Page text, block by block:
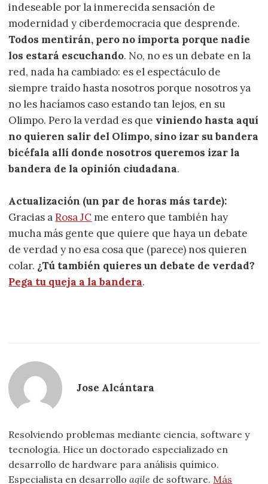
indeseable por la inmerecida sensación de
modernidad y ciberdemocracia que desprende.
Todos mentirán, pero no importa porque nadie
los estará escuchando. No, no es un debate en la
red, nada ha cambiado: es el espectáculo de
siempre traído hasta nosotros porque nosotros ya
no les hacíamos caso estando tan lejos, en su
Olimpo. Pero la verdad es que viniendo hasta aquí
no quieren salir del Olimpo, sino izar su bandera
bicéfala allí donde nosotros queremos izar la
bandera de la opinión ciudadana.
Actualización (un par de horas más tarde):
Gracias aRosa JC me entero que también hay
mucha más gente que quiere que haya un debate
de verdad y no esa cosa que (parece) nos quieren
colar. ¿Tú también quieres un debate de verdad?
Pega tu queja a la bandera.
Jose Alcántara
Resolviendo problemas mediante ciencia, software y
tecnología. Hice un doctorado especializado en
desarrollo de hardware para análisis químico.
Especialista en desarrolloagile de software. Más